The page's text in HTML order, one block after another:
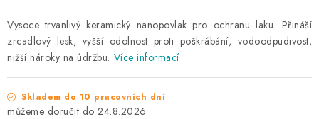
Věrnostní program
Všeobecné obchodní podmínky
Podmínky ochrany osobních údajů
Vysoce trvanlivý keramický nanopovlak pro ochranu laku. Přináší
zrcadlový lesk, vyšší odolnost proti poškrábání, vodoodpudivost,
nižší nároky na údržbu. Více informací
Skladem do 10 pracovních dní
24.8.2026